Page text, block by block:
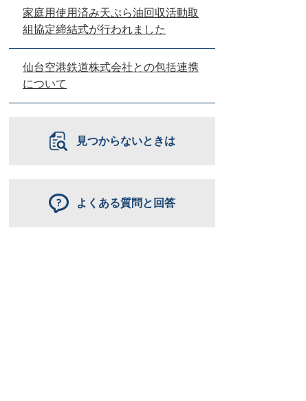
家庭用使用済み天ぷら油回収活動取
組協定締結式が行われました
仙台空港鉄道株式会社との包括連携
について
見つからないときは
よくある質問と回答